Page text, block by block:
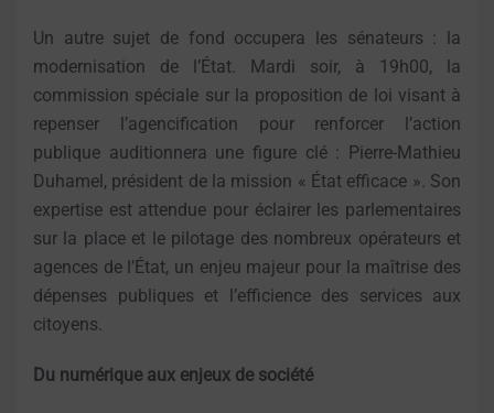
Un autre sujet de fond occupera les sénateurs : la
modernisation de l’État. Mardi soir, à 19h00, la
commission spéciale sur la proposition de loi visant à
repenser l’agencification pour renforcer l’action
publique auditionnera une figure clé : Pierre-Mathieu
Duhamel, président de la mission « État efficace ». Son
expertise est attendue pour éclairer les parlementaires
sur la place et le pilotage des nombreux opérateurs et
agences de l’État, un enjeu majeur pour la maîtrise des
dépenses publiques et l’efficience des services aux
citoyens.
Du numérique aux enjeux de société